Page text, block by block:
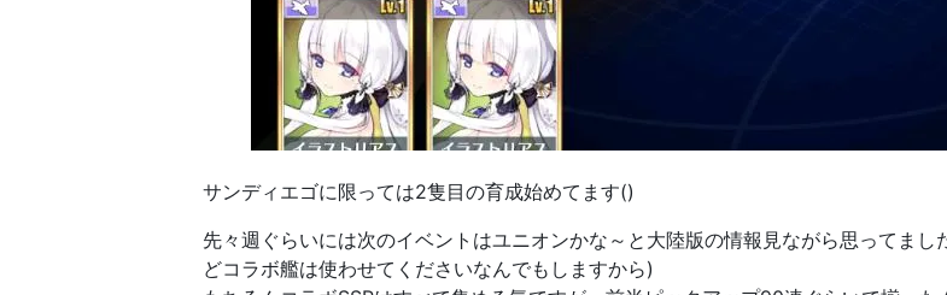
サンディエゴに限っては2隻目の育成始めてます()
先々週ぐらいには次のイベントはユニオンかな～と大陸版の情報見ながら思ってま
どコラボ艦は使わせてくださいなんでもしますから)